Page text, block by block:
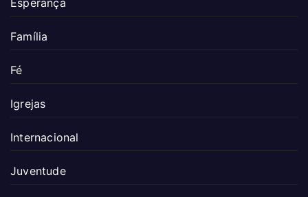
Esperança
Família
Fé
Igrejas
Internacional
Juventude